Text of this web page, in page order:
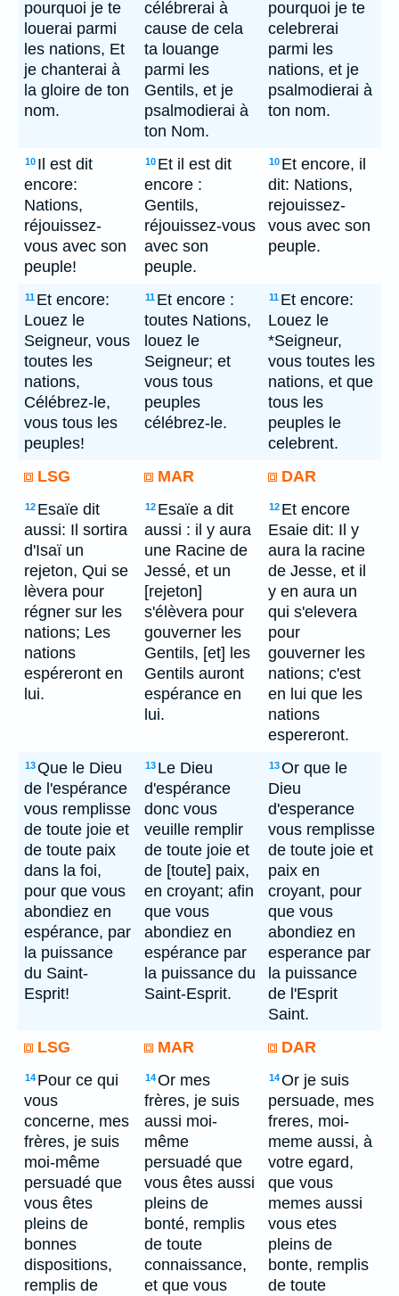
pourquoi je te
louerai parmi
les nations, Et
je chanterai à
la gloire de ton
nom.
célébrerai à
cause de cela
ta louange
parmi les
Gentils, et je
psalmodierai à
ton Nom.
pourquoi je te
celebrerai
parmi les
nations, et je
psalmodierai à
ton nom.
10 Il est dit
encore:
Nations,
réjouissez-
vous avec son
peuple!
10 Et il est dit
encore :
Gentils,
réjouissez-vous
avec son
peuple.
10 Et encore, il
dit: Nations,
rejouissez-
vous avec son
peuple.
11 Et encore:
Louez le
Seigneur, vous
toutes les
nations,
Célébrez-le,
vous tous les
peuples!
11 Et encore :
toutes Nations,
louez le
Seigneur; et
vous tous
peuples
célébrez-le.
11 Et encore:
Louez le
*Seigneur,
vous toutes les
nations, et que
tous les
peuples le
celebrent.
LSG
MAR DAR
12 Esaïe dit
aussi: Il sortira
d'Isaï un
rejeton, Qui se
lèvera pour
régner sur les
nations; Les
nations
espéreront en
lui.
12 Esaïe a dit
aussi : il y aura
une Racine de
Jessé, et un
[rejeton]
s'élèvera pour
gouverner les
Gentils, [et] les
Gentils auront
espérance en
lui.
12 Et encore
Esaie dit: Il y
aura la racine
de Jesse, et il
y en aura un
qui s'elevera
pour
gouverner les
nations; c'est
en lui que les
nations
espereront.
13Que le Dieu
de l'espérance
vous remplisse
de toute joie et
de toute paix
dans la foi,
pour que vous
abondiez en
espérance, par
la puissance
du Saint-
Esprit!
13 Le Dieu
d'espérance
donc vous
veuille remplir
de toute joie et
de [toute] paix,
en croyant; afin
que vous
abondiez en
espérance par
la puissance du
Saint-Esprit.
13Or que le
Dieu
d'esperance
vous remplisse
de toute joie et
paix en
croyant, pour
que vous
abondiez en
esperance par
la puissance
de l'Esprit
Saint.
LSG
MAR DAR
14 Pour ce qui
vous
concerne, mes
frères, je suis
moi-même
persuadé que
vous êtes
pleins de
bonnes
dispositions,
remplis de
14Or mes
frères, je suis
aussi moi-
même
persuadé que
vous êtes aussi
pleins de
bonté, remplis
de toute
connaissance,
et que vous
14Or je suis
persuade, mes
freres, moi-
meme aussi, à
votre egard,
que vous
memes aussi
vous etes
pleins de
bonte, remplis
de toute